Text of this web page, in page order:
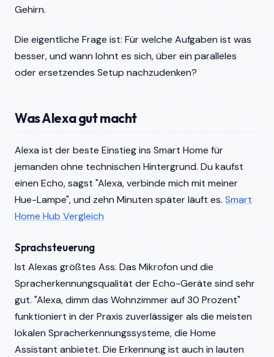
Gehirn.
Die eigentliche Frage ist: Für welche Aufgaben ist was
besser, und wann lohnt es sich, über ein paralleles
oder ersetzendes Setup nachzudenken?
Was Alexa gut macht
Alexa ist der beste Einstieg ins Smart Home für
jemanden ohne technischen Hintergrund. Du kaufst
einen Echo, sagst "Alexa, verbinde mich mit meiner
Hue-Lampe", und zehn Minuten später läuft es. Smart
Home Hub Vergleich
Sprachsteuerung
Ist Alexas größtes Ass. Das Mikrofon und die
Spracherkennungsqualität der Echo-Geräte sind sehr
gut. "Alexa, dimm das Wohnzimmer auf 30 Prozent"
funktioniert in der Praxis zuverlässiger als die meisten
lokalen Spracherkennungssysteme, die Home
Assistant anbietet. Die Erkennung ist auch in lauten